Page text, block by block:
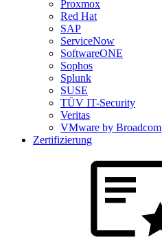
Proxmox
Red Hat
SAP
ServiceNow
SoftwareONE
Sophos
Splunk
SUSE
TÜV IT-Security
Veritas
VMware by Broadcom
Zertifizierung